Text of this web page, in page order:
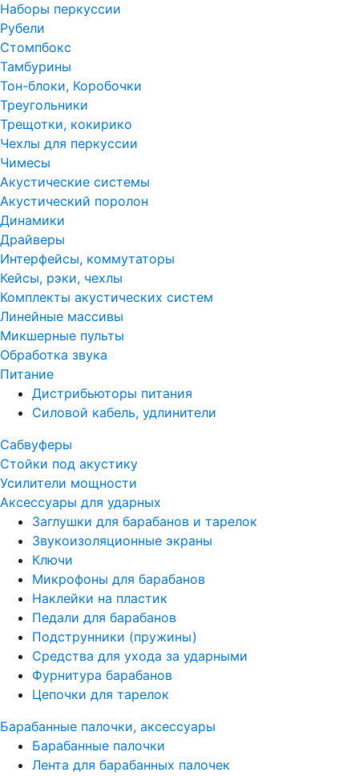
Наборы перкуссии
Рубели
Стомпбокс
Тамбурины
Тон-блоки, Коробочки
Треугольники
Трещотки, кокирико
Чехлы для перкуссии
Чимесы
Акустические системы
Акустический поролон
Динамики
Драйверы
Интерфейсы, коммутаторы
Кейсы, рэки, чехлы
Комплекты акустических систем
Линейные массивы
Микшерные пульты
Обработка звука
Питание
Дистрибьюторы питания
Силовой кабель, удлинители
Сабвуферы
Стойки под акустику
Усилители мощности
Аксессуары для ударных
Заглушки для барабанов и тарелок
Звукоизоляционные экраны
Ключи
Микрофоны для барабанов
Наклейки на пластик
Педали для барабанов
Подструнники (пружины)
Средства для ухода за ударными
Фурнитура барабанов
Цепочки для тарелок
Барабанные палочки, аксессуары
Барабанные палочки
Лента для барабанных палочек